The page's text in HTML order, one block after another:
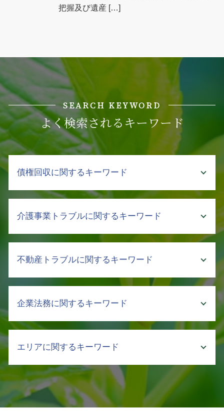
把握及び遺産 […]
SEARCH KEYWORD
よく検索されるキーワード
債権回収に関するキーワード
債権 訴訟
債権 取立
財産 差押え
支払督促 流れ
差押え 銀行
債権 消滅時効
強制執行 流れ
債権回収 流れ
支払い 催促
売掛金 時効
売掛金回収 裁判所
支払督促 費用
介護事業トラブルに関するキーワード
介護 企業 支援
介護 現場 実態
介護 事故 弁護士
介護事業 労働問題 弁護士
介護事故 報告書
介護 訴訟
介護 現場 問題
介護 責任
不動産トラブルに関するキーワード
相続 不動産 売却 分割
立ち退き
不動産 法人 契約
相続 手続き 土地
明け渡し
相続 不動産トラブル
企業法務に関するキーワード
ハラスメント 弊害
ハラスメント 定義
セクハラ 加害者
クレーム対応 マニュアル
不当解雇 とは
エリアに関するキーワード
不動産トラブル 中央区
債権回収 弁護士 相談 新宿区
債権回収 中央区